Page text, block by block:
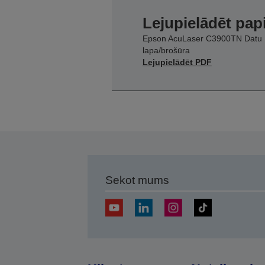
Lejupielādēt
Epson AcuLaser C3900TN Datu
lapa/brošūra
Lejupielādēt PDF
Sekot mums